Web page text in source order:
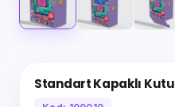
Standart Kapaklı Kutu